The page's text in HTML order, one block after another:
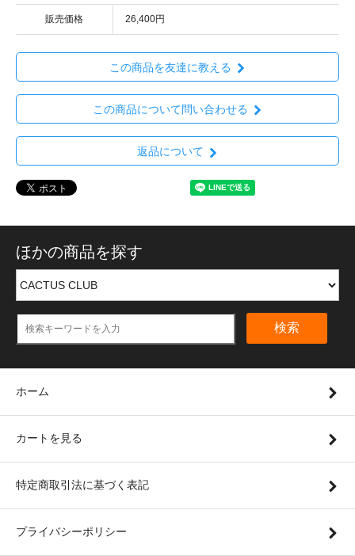
販売価格 26,400円
この商品を友達に教える
この商品について問い合わせる
返品について
ほかの商品を探す
検索
ホーム
カートを見る
特定商取引法に基づく表記
プライバシーポリシー